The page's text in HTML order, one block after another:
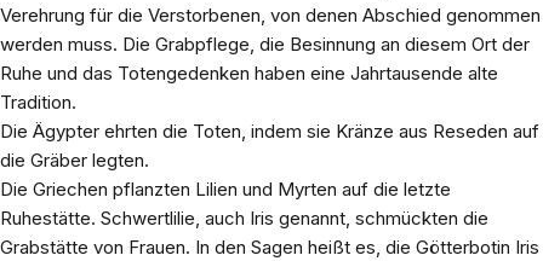
Verehrung für die Verstorbenen, von denen Abschied genommen
werden muss. Die Grabpflege, die Besinnung an diesem Ort der
Ruhe und das Totengedenken haben eine Jahrtausende alte
Tradition.
Die Ägypter ehrten die Toten, indem sie Kränze aus Reseden auf
die Gräber legten.
Die Griechen pflanzten Lilien und Myrten auf die letzte
Ruhestätte. Schwertlilie, auch Iris genannt, schmückten die
Grabstätte von Frauen. In den Sagen heißt es, die Götterbotin Iris